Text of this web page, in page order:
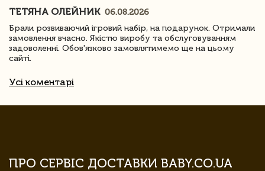
ТЕТЯНА ОЛЕЙНИК 06.08.2026
Брали розвиваючий ігровий набір, на подарунок. Отримали
замовлення вчасно. Якістю виробу та обслуговуванням
задоволенні. Обов'язково замовлятимемо ще на цьому
сайті.
Усі коментарі
ПРО СЕРВІС ДОСТАВКИ BABY.CO.UA